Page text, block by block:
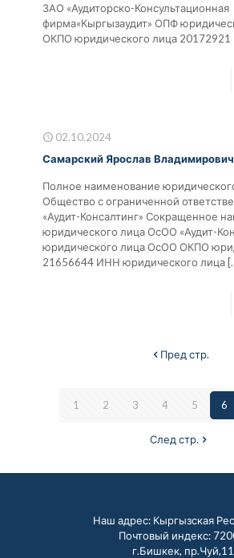
ЗАО «Аудиторско-Консультационная
фирма«Кыргызаудит» ОПФ
ОКПО юридического лица
02.10.2024
Самарский Ярослав Владимирович
Полное наименование
Общество с ограниченной
«Аудит-Консалтинг» Сокращенное
юридического лица ОсОО «Аудит-
юридического лица ОсОО ОКПО
21656644 ИНН юридического лица
Пред стр.
1 2 3 4 5 6
След стр.
Наш адрес: Кыргызская
Почтовый индекс:
г.Бишкек,